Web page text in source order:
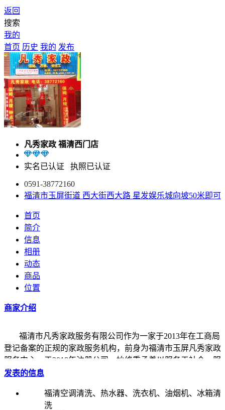
返回
搜索
我的
首页 历史 我的 发布
凡秀家政 福清西门店
实名已认证 执照已认证
0591-38772160
福清市玉屏街道 西大街西大路 星发娱乐城向坡50米即可
首页
简介
信息
相册
动态
商品
位置
商家介绍
福清市凡秀家政服务有限公司作为一家于2013年在工商局
登记备案的正规的家政服务机构，前身为福清市玉屏凡秀家政
服务中心，于2018年注册公司。始终秉承着以服务于社会，服
务于家庭为目的，坚持“追求客户满意，争取零投拆”为宗旨。
头军。
发表的信息
福清空调清洗、热水器、洗衣机、油烟机、冰箱清
洗